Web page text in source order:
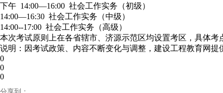
下午 14:00—16:00 社会工作实务（初级）
14:00—16:30 社会工作实务（中级）
14:00--17:00 社会工作实务（高级）
本次考试原则上在各省辖市、济源示范区均设置考区，具体考
说明：因考试政策、内容不断变化与调整，建设工程教育网
0
0
0